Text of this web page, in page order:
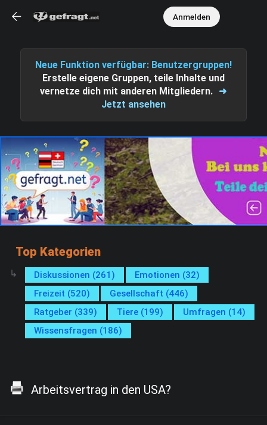
Neue Funktion verfügbar: Benutzergruppen!
Erstelle eigene Gruppen, teile Inhalte und
vernetze dich mit anderen Mitgliedern. ➜
Jetzt ansehen
Anmelden
Top Kategorien
Diskussionen (261)
Emotionen (32)
Freizeit (520)
Gesellschaft (446)
Ratgeber (339)
Tiere (199)
Umfragen (14)
Wissensfragen (186)
Arbeitsvertrag in den USA?